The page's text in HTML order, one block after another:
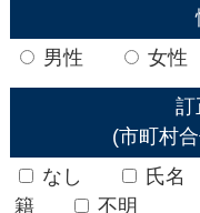
男性
女性
訂
(市町村
なし
氏名
籍
不明